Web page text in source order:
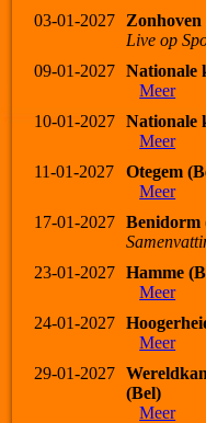
03-01-2027
Live op
09-01-2027
Nationale
Meer
10-01-2027
Nationale
Meer
11-01-2027
Otegem
Meer
17-01-2027
Benidorm
23-01-2027
Hamme
Meer
24-01-2027
Meer
29-01-2027
(Bel)
Meer